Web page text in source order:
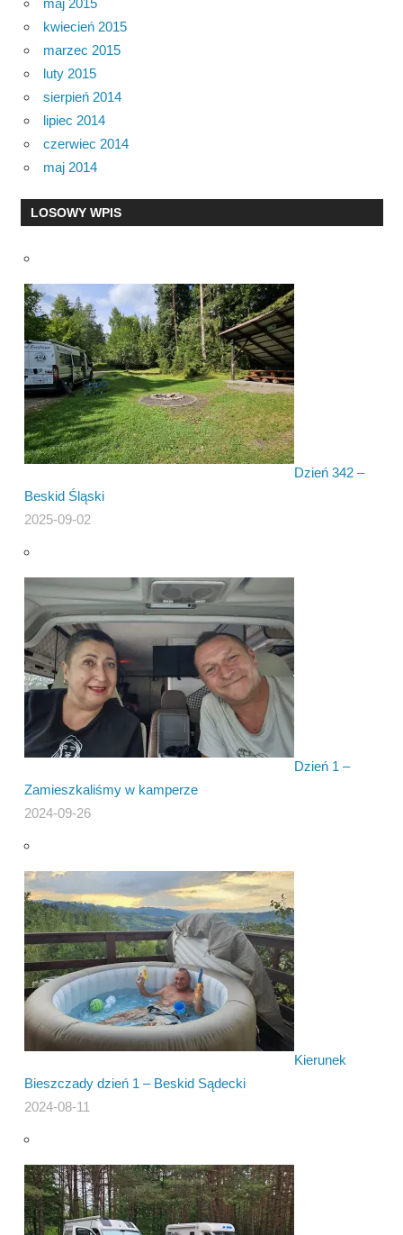
kwiecień 2015
marzec 2015
luty 2015
sierpień 2014
lipiec 2014
czerwiec 2014
maj 2014
LOSOWY WPIS
Dzień 342 –
Beskid Śląski
2025-09-02
Dzień 1 –
Zamieszkaliśmy w kamperze
2024-09-26
Kierunek
Bieszczady dzień 1 – Beskid Sądecki
2024-08-11